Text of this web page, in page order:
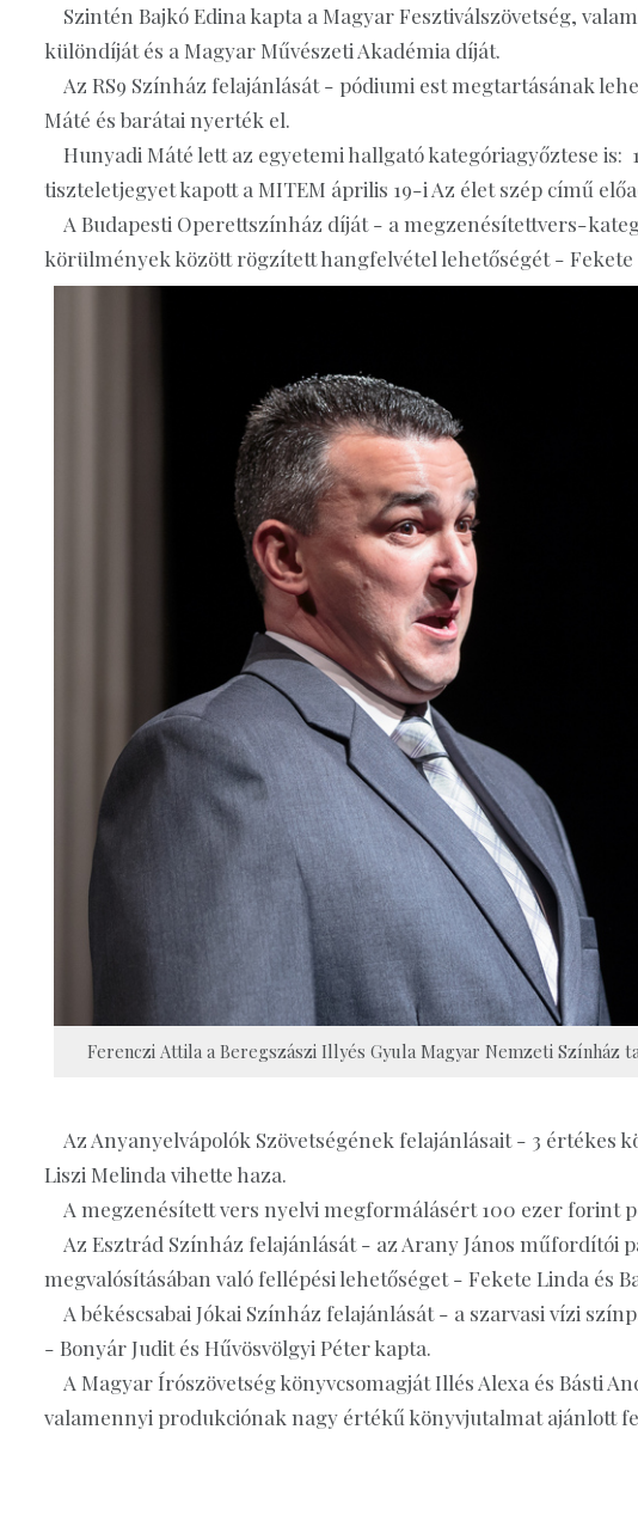
Szintén Bajkó Edina kapta a Magyar Fesztiválszövetség,
különdíját és a Magyar Művészeti Akadémia díját.
Az RS9 Színház felajánlását - pódiumi est megtartásának
Máté és barátai nyerték el.
Hunyadi Máté lett az egyetemi hallgató kategóriagyőztese
tiszteletjegyet kapott a MITEM április 19-i Az élet szép című
A Budapesti Operettszínház díját - a megzenésítettvers-
körülmények között rögzített hangfelvétel lehetőségét -
Ferenczi Attila a Beregszászi Illyés Gyula Magyar Nemzeti Színház
Az Anyanyelvápolók Szövetségének felajánlásait - 3 értékes
Liszi Melinda vihette haza.
A megzenésített vers nyelvi megformálásért 100 ezer forint
Az Esztrád Színház felajánlását - az Arany János műfordítói
megvalósításában való fellépési lehetőséget - Fekete Linda és
A békéscsabai Jókai Színház felajánlását - a szarvasi vízi
- Bonyár Judit és Hűvösvölgyi Péter kapta.
A Magyar Írószövetség könyvcsomagját Illés Alexa és Básti
valamennyi produkciónak nagy értékű könyvjutalmat ajánlott